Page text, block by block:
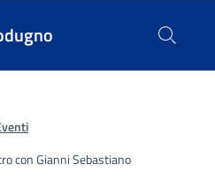
con Gianni Sebastiano